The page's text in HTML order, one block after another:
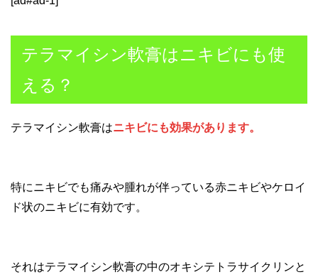
テラマイシン軟膏はニキビにも使
える？
テラマイシン軟膏はニキビにも効果があります。
特にニキビでも痛みや腫れが伴っている赤ニキビやケロイ
ド状のニキビに有効です。
それはテラマイシン軟膏の中のオキシテトラサイクリンと